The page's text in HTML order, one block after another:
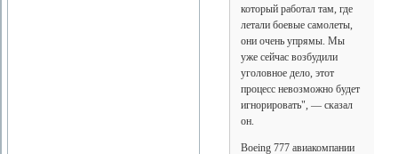
который работал там, где
летали боевые самолеты,
они очень упрямы. Мы
уже сейчас возбудили
уголовное дело, этот
процесс невозможно будет
игнорировать", — сказал
он.
Boeing 777 авиакомпании